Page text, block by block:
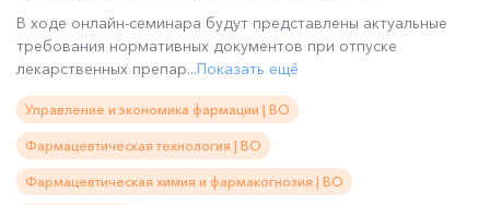
В ходе онлайн-семинара будут представлены актуальные
требования нормативных документов при отпуске
лекарственных препар...Показать ещё
Управление и экономика фармации | ВО
Фармацевтическая технология | ВО
Фармацевтическая химия и фармакогнозия | ВО